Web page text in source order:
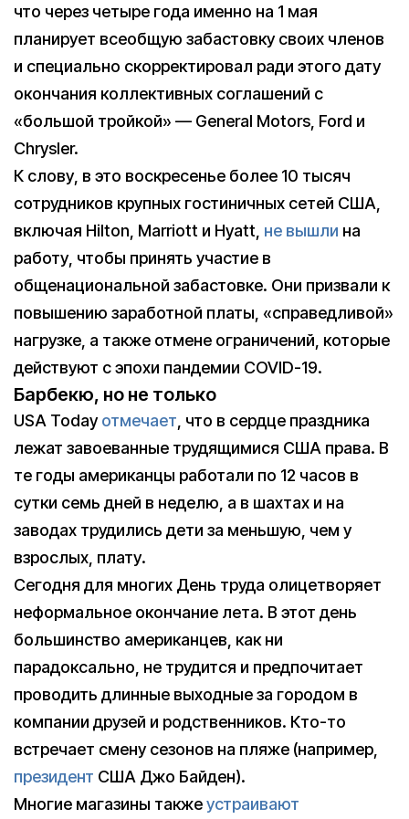
что через четыре года именно на 1 мая
планирует всеобщую забастовку своих членов
и специально скорректировал ради этого дату
окончания коллективных соглашений с
«большой тройкой» — General Motors, Ford и
Chrysler.
К слову, в это воскресенье более 10 тысяч
сотрудников крупных гостиничных сетей США,
включая Hilton, Marriott и Hyatt, не вышли на
работу, чтобы принять участие в
общенациональной забастовке. Они призвали к
повышению заработной платы, «справедливой»
нагрузке, а также отмене ограничений, которые
действуют с эпохи пандемии COVID-19.
Барбекю, но не только
USA Todayотмечает , что в сердце праздника
лежат завоеванные трудящимися США права. В
те годы американцы работали по 12 часов в
сутки семь дней в неделю, а в шахтах и на
заводах трудились дети за меньшую, чем у
взрослых, плату.
Сегодня для многих День труда олицетворяет
неформальное окончание лета. В этот день
большинство американцев, как ни
парадоксально, не трудится и предпочитает
проводить длинные выходные за городом в
компании друзей и родственников. Кто-то
встречает смену сезонов на пляже (например,
президент США Джо Байден).
Многие магазины такжеустраивают